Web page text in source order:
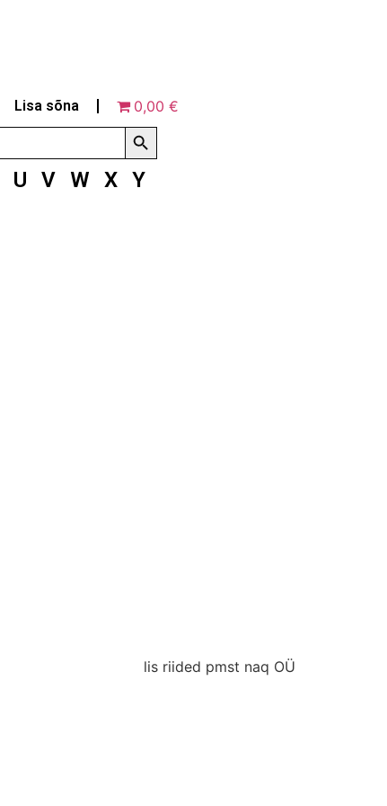
Lisa sõna
0,00 €
Search Button
U V W X Y
lis riided pmst naq OÜ